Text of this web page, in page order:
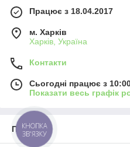
Працює з 18.04.2017
м. Харків
Харків, Україна
Контакти
Сьогодні працює з
Показати весь графік
Про нас
КНОПКА
ЗВ'ЯЗКУ